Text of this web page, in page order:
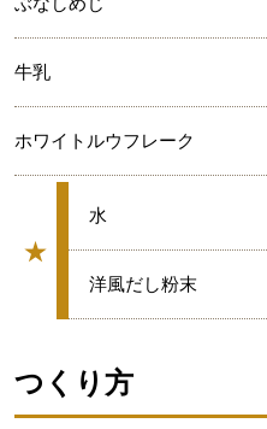
牛乳
ホワイトルウフレーク
★
グループ
★
水
★
洋風だし粉末
つくり方